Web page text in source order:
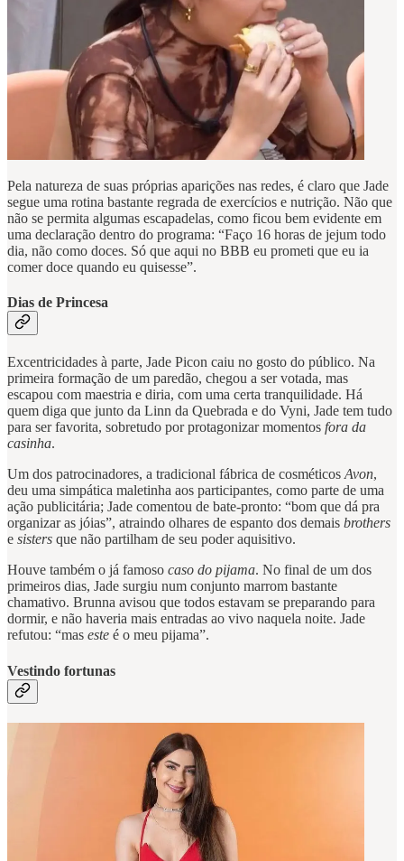
Pela natureza de suas próprias aparições nas redes, é claro que Jade
segue uma rotina bastante regrada de exercícios e nutrição. Não que
não se permita algumas escapadelas, como ficou bem evidente em
uma declaração dentro do programa: “Faço 16 horas de jejum todo
dia, não como doces. Só que aqui no BBB eu prometi que eu ia
comer doce quando eu quisesse”.
Dias de Princesa
Excentricidades à parte, Jade Picon caiu no gosto do público. Na
primeira formação de um paredão, chegou a ser votada, mas
escapou com maestria e diria, com uma certa tranquilidade. Há
quem diga que junto da Linn da Quebrada e do Vyni, Jade tem tudo
para ser favorita, sobretudo por protagonizar momentos fora da
casinha.
Um dos patrocinadores, a tradicional fábrica de cosméticos Avon,
deu uma simpática maletinha aos participantes, como parte de uma
ação publicitária; Jade comentou de bate-pronto: “bom que dá pra
organizar as jóias”, atraindo olhares de espanto dos demais brothers
e sisters que não partilham de seu poder aquisitivo.
Houve também o já famoso caso do pijama. No final de um dos
primeiros dias, Jade surgiu num conjunto marrom bastante
chamativo. Brunna avisou que todos estavam se preparando para
dormir, e não haveria mais entradas ao vivo naquela noite. Jade
refutou: “mas este é o meu pijama”.
Vestindo fortunas